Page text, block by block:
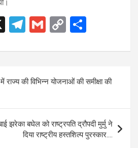
X
T
e
gr
a
m
G
ail
C
py
Li
n
k
ar
e
राज्य की विभिन्न योजनाओं की समीक्षा की
झरेका बघेल को राष्ट्रपति द्रौपदी मुर्मु ने
दिया राष्ट्रीय हस्तशिल्प पुरस्कार….